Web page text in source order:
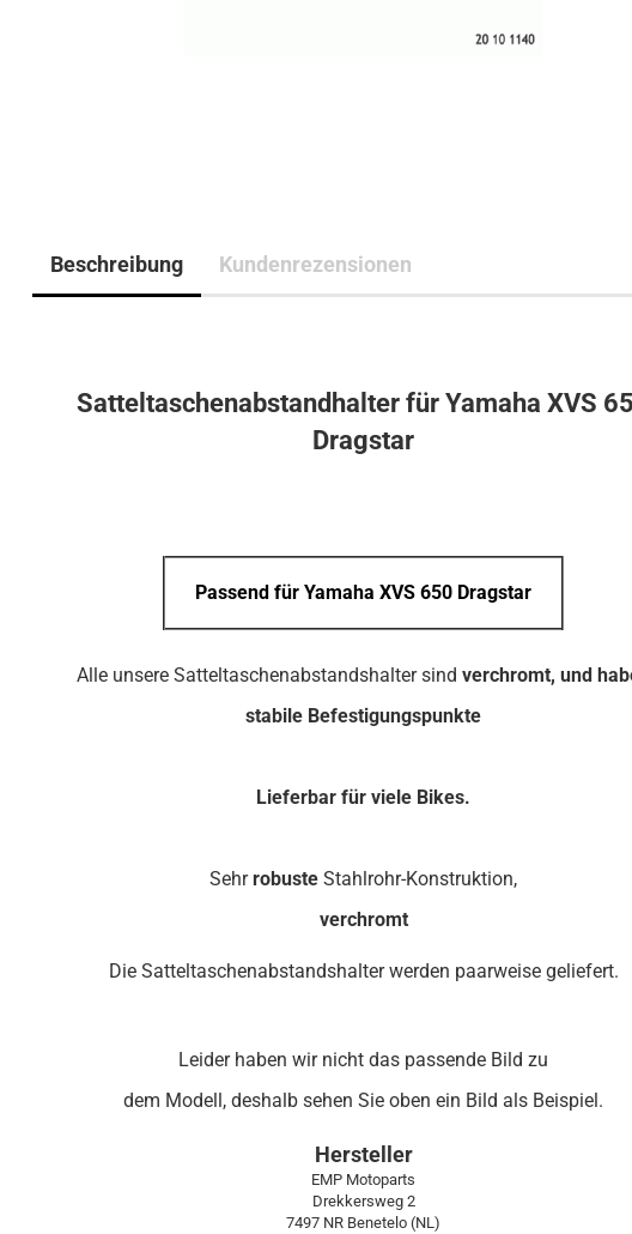
Beschreibung Kundenrezensionen
Satteltaschenabstandhalter für Yamaha XVS
Dragstar
Passend für Yamaha XVS 650 Dragstar
Alle unsere Satteltaschenabstandshalter sind verchromt, und
stabile Befestigungspunkte
Lieferbar für viele Bikes.
Sehrrobuste Stahlrohr-Konstruktion,
verchromt
Die Satteltaschenabstandshalter werden paarweise geliefert.
Leider haben wir nicht das passende Bild zu
dem Modell, deshalb sehen Sie oben ein Bild als Beispiel.
Hersteller
EMP Motoparts
Drekkersweg 2
7497 NR Benetelo (NL)